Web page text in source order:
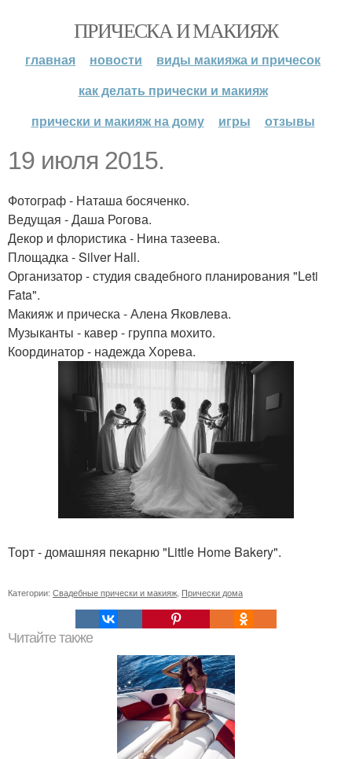
ПРИЧЕСКА И МАКИЯЖ
главная новости
виды макияжа и причесок
как делать прически и макияж
прически и макияж на дому
игры отзывы
19 июля 2015.
Фотограф - Наташа босяченко.
Ведущая - Даша Рогова.
Декор и флористика - Нина тазеева.
Площадка - Silver Hall.
Организатор - студия свадебного планирования "Leti
Fata".
Макияж и прическа - Алена Яковлева.
Музыканты - кавер - группа мохито.
Координатор - надежда Хорева.
Торт - домашняя пекарню "Little Home Bakery".
Категории: Свадебные прически и макияж, Прически дома
Читайте также